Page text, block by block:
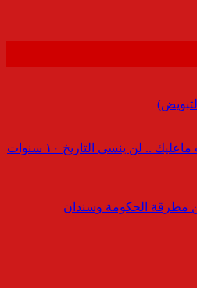
كلمة حق : د.شاكر أديت ماعليك .. لن ينسى التاريخ ١٠ سنوات
مطرقة الحكومة وسندان